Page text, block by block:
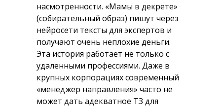
насмотренности. «Мамы в декрете»
(собирательный образ) пишут через
нейросети тексты для экспертов и
получают очень неплохие деньги.
Эта история работает не только с
удаленными профессиями. Даже в
крупных корпорациях современный
«менеджер направления» часто не
может дать адекватное ТЗ для